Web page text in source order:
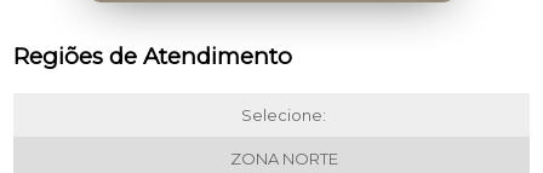
Regiões de Atendimento
Selecione:
ZONA NORTE